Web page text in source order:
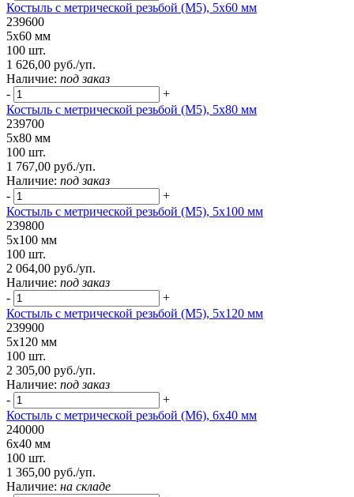
Костыль с метрической резьбой (М5), 5х60 мм
239600
5х60 мм
100 шт.
1 626,00 руб./уп.
Наличие: под заказ
-
+
Костыль с метрической резьбой (М5), 5х80 мм
239700
5х80 мм
100 шт.
1 767,00 руб./уп.
Наличие: под заказ
-
+
Костыль с метрической резьбой (М5), 5х100 мм
239800
5х100 мм
100 шт.
2 064,00 руб./уп.
Наличие: под заказ
-
+
Костыль с метрической резьбой (М5), 5х120 мм
239900
5х120 мм
100 шт.
2 305,00 руб./уп.
Наличие: под заказ
-
+
Костыль с метрической резьбой (М6), 6х40 мм
240000
6х40 мм
100 шт.
1 365,00 руб./уп.
Наличие: на складе